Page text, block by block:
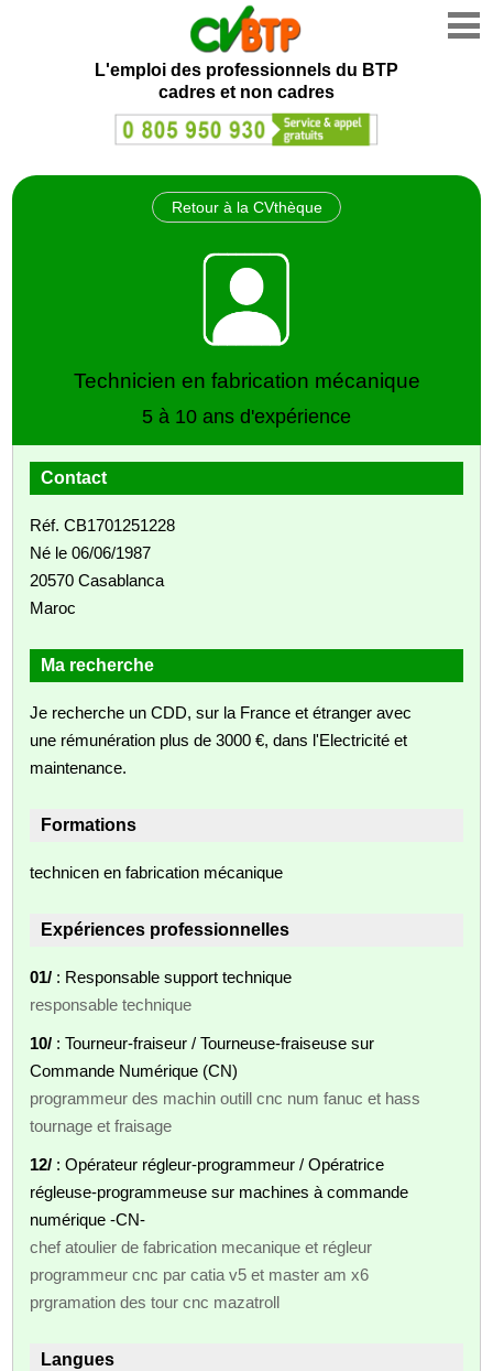
L'emploi des professionnels du BTP
cadres et non cadres
Retour à la CVthèque
Technicien en fabrication mécanique
5 à 10 ans d'expérience
Contact
Réf. CB1701251228
Né le 06/06/1987
20570 Casablanca
Maroc
Ma recherche
Je recherche un CDD, sur la France et étranger avec
une rémunération plus de 3000 €, dans l'Electricité et
maintenance.
Formations
technicen en fabrication mécanique
Expériences professionnelles
01/ : Responsable support technique
responsable technique
10/ : Tourneur-fraiseur / Tourneuse-fraiseuse sur
Commande Numérique (CN)
programmeur des machin outill cnc num fanuc et hass
tournage et fraisage
12/ : Opérateur régleur-programmeur / Opératrice
régleuse-programmeuse sur machines à commande
numérique -CN-
chef atoulier de fabrication mecanique et régleur
programmeur cnc par catia v5 et master am x6
prgramation des tour cnc mazatroll
Langues